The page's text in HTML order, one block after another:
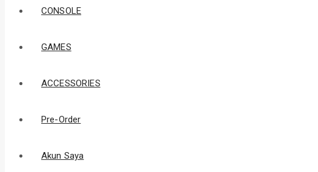
CONSOLE
GAMES
ACCESSORIES
Pre-Order
Akun Saya